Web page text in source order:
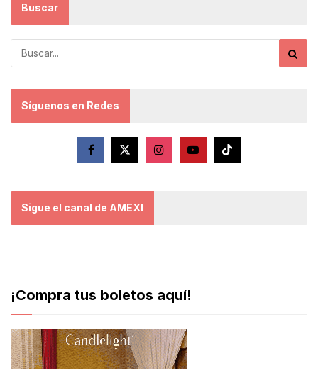
Buscar
Síguenos en Redes
Sigue el canal de AMEXI
¡Compra tus boletos aquí!